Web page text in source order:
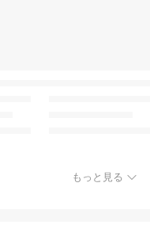
もっと見る